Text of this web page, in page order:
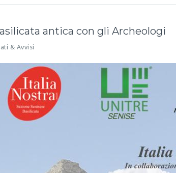
antica con gli Archeologi
& Avvisi